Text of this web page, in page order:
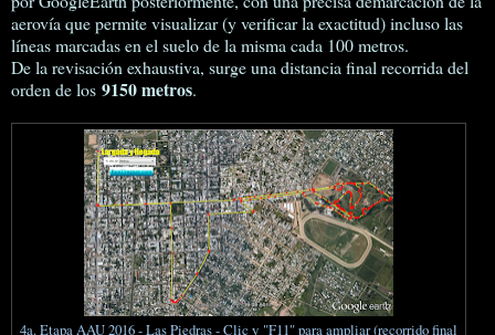
aerovía que permite visualizar (y verificar la exactitud) incluso las
líneas marcadas en el suelo de la misma cada 100 metros.
De la revisación exhaustiva, surge una distancia final recorrida del
orden de los 9150 metros.
4a. Etapa AAU 2016 - Las Piedras - Clic y "F11" para ampliar (recorrido final